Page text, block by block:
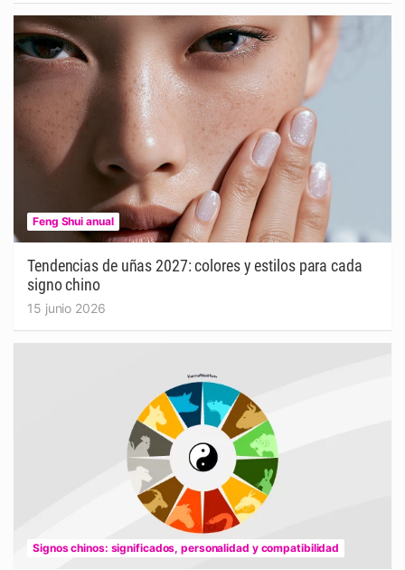
Feng Shui anual
Tendencias de uñas 2027: colores y estilos para cada
signo chino
15 junio 2026
Signos chinos: significados, personalidad y compatibilidad